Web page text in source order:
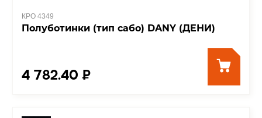
КРО 4349
Полуботинки (тип сабо) DANY (ДЕНИ)
4 782.40 ₽